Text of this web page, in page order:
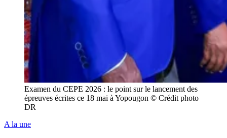
Examen du CEPE 2026 : le point sur le lancement des
épreuves écrites ce 18 mai à Yopougon © Crédit photo
DR
A la une